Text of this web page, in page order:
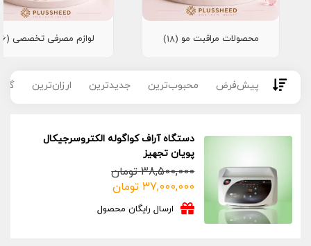
محصولات مراقبت مو (18) لوازم مصرفی تخصصی (16)
پیش‌فرض محبوب‌ترین جدیدترین ارزان‌ترین
دستگاه آراف کواگوله الکتروسرجیکال
پویان تجهیز
38,500,000 تومان
قیمت
اصلی:
38,500,000 تومان
37,000,000 تومان
قیمت
فعلی:
37,000,000 تومان.
ارسال رایگان محصول